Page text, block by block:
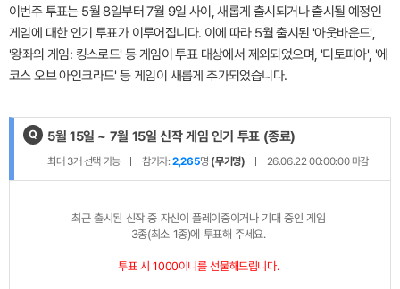
이번주 투표는 5월 8일부터 7월 9일 사이, 새롭게 출시되거나 출시될 예정인
게임에 대한 인기 투표가 이루어집니다. 이에 따라 5월 출시된 '아웃바운드',
'왕좌의 게임: 킹스로드' 등 게임이 투표 대상에서 제외되었으며, '디토피아', '에
코스 오브 아인크라드' 등 게임이 새롭게 추가되었습니다.
Q
제
목
:
5월 15일 ~ 7월 15일 신작 게임 인기 투표 (종료)
최대 3개 선택 가능 참가자: 2,265명 (무기명) 26.06.22 00:00:00마감
최근 출시된 신작 중 자신이 플레이중이거나 기대 중인 게임
3종(최소 1종)에 투표해 주세요.
투표 시 1000이니를 선물해드립니다.